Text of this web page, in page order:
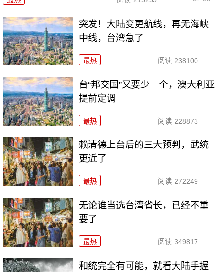
突发！大陆变更航线，再无海峡
中线，台湾急了
最热 阅读 238100
台“邦交国”又要少一个，澳大利亚
提前定调
最热 阅读 228873
赖清德上台后的三大预判，武统
更近了
最热 阅读 272249
无论谁当选台湾省长，已经不重
要了
最热 阅读 349817
和统完全有可能，就看大陆手握